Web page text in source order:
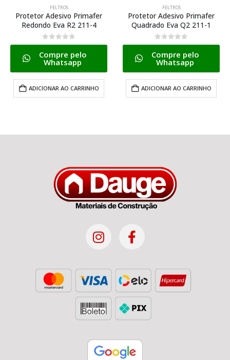
FELTROS
Protetor Adesivo Primafer
Redondo Eva R2 211-4
0de 5
Compre pelo
Whatsapp
ADICIONAR AO CARRINHO
FELTROS
Protetor Adesivo Primafer
Quadrado Eva Q2 211-1
0de 5
Compre pelo
Whatsapp
ADICIONAR AO CARRINHO